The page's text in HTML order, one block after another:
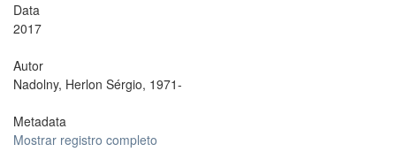
Data
2017
Autor
Nadolny, Herlon Sérgio, 1971-
Metadata
Mostrar registro completo